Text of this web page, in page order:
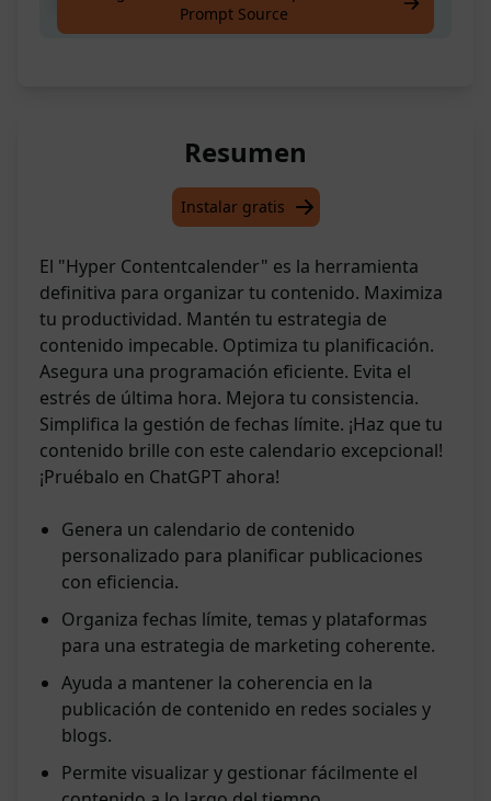
Prompt Source
Resumen
Instalar gratis
El "Hyper Contentcalender" es la herramienta
definitiva para organizar tu contenido. Maximiza
tu productividad. Mantén tu estrategia de
contenido impecable. Optimiza tu planificación.
Asegura una programación eficiente. Evita el
estrés de última hora. Mejora tu consistencia.
Simplifica la gestión de fechas límite. ¡Haz que tu
contenido brille con este calendario excepcional!
¡Pruébalo en ChatGPT ahora!
Genera un calendario de contenido
personalizado para planificar publicaciones
con eficiencia.
Organiza fechas límite, temas y plataformas
para una estrategia de marketing coherente.
Ayuda a mantener la coherencia en la
publicación de contenido en redes sociales y
blogs.
Permite visualizar y gestionar fácilmente el